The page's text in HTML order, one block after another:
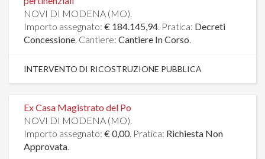
NOVI DI MODENA (MO).
Importo assegnato: € 184.145,94. Pratica: Decreti
Concessione. Cantiere: Cantiere In Corso.
INTERVENTO DI RICOSTRUZIONE PUBBLICA
Ex Casa Magistrato del Po
NOVI DI MODENA (MO).
Importo assegnato: € 0,00. Pratica: Richiesta Non
Approvata.